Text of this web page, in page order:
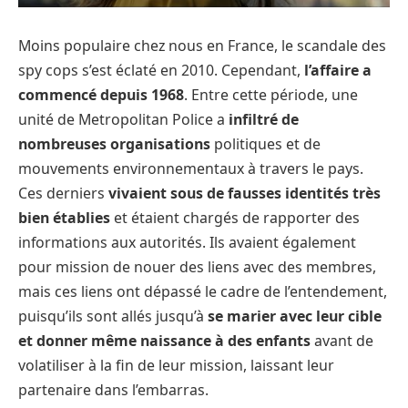
Moins populaire chez nous en France, le scandale des
spy cops s’est éclaté en 2010. Cependant, l’affaire a
commencé depuis 1968. Entre cette période, une
unité de Metropolitan Police a infiltré de
nombreuses organisations politiques et de
mouvements environnementaux à travers le pays.
Ces derniers vivaient sous de fausses identités très
bien établies et étaient chargés de rapporter des
informations aux autorités. Ils avaient également
pour mission de nouer des liens avec des membres,
mais ces liens ont dépassé le cadre de l’entendement,
puisqu’ils sont allés jusqu’à se marier avec leur cible
et donner même naissanceà des enfantsavant de
volatiliser à la fin de leur mission, laissant leur
partenaire dans l’embarras.